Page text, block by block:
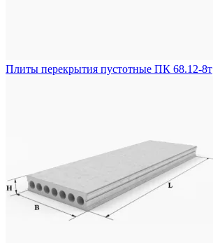
Плиты перекрытия пустотные ПК 68.12-8т